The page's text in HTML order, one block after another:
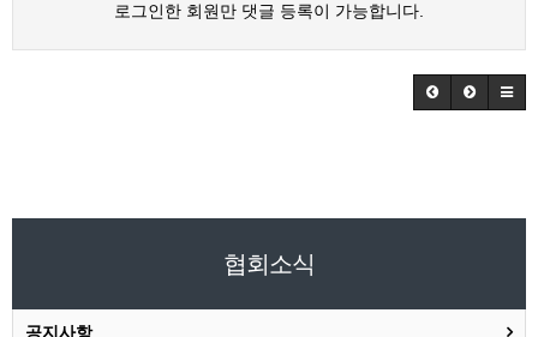
로그인한 회원만 댓글 등록이 가능합니다.
협회소식
공지사항